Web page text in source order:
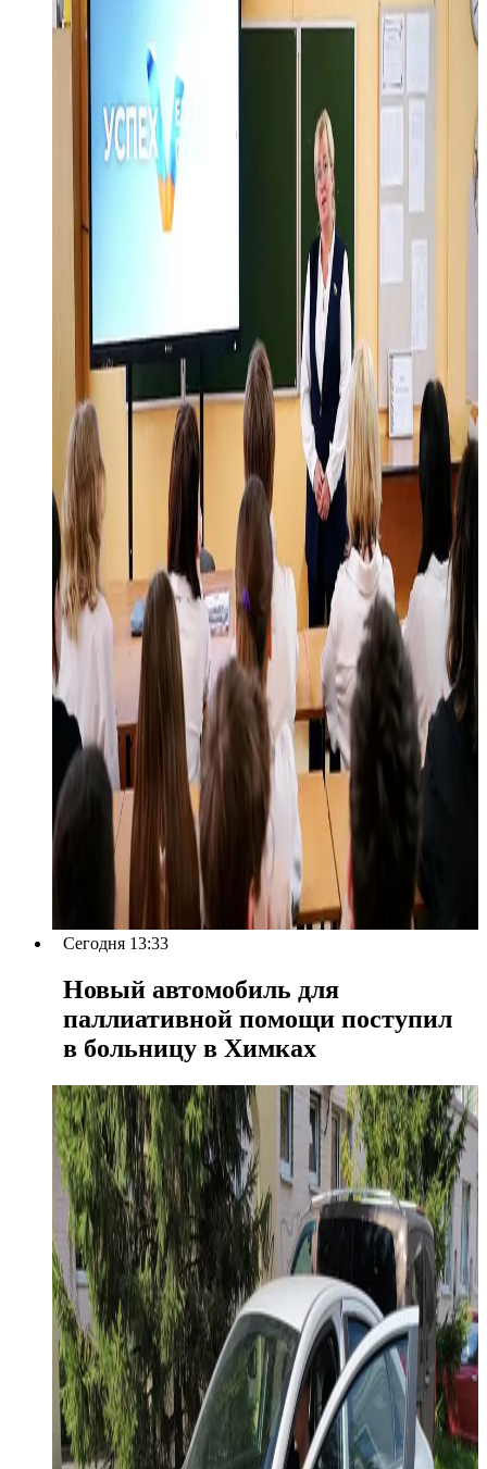
Сегодня 13:33
Новый автомобиль для
паллиативной помощи поступил
в больницу в Химках